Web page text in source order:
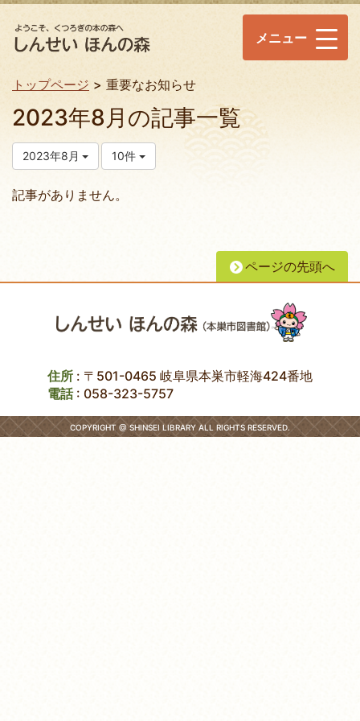
メニュー
トップページ 重要なお知らせ
2023年8月の記事一覧
2023年8月 10件
記事がありません。
ページの先頭へ
住所 : 〒501-0465 岐阜県本巣市軽海424番地
電話: 058-323-5757
COPYRIGHT @ SHINSEI LIBRARY ALL RIGHTS RESERVED.